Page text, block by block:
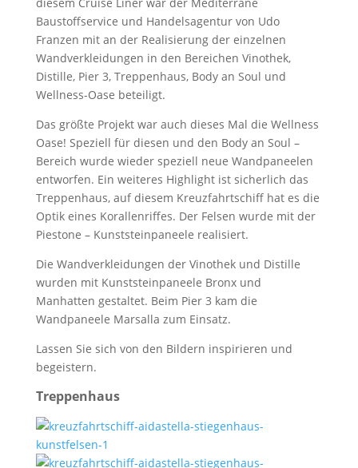
Baustoffservice und Handelsagentur von Udo
Franzen mit an der Realisierung der einzelnen
Wandverkleidungen in den Bereichen Vinothek,
Distille, Pier 3, Treppenhaus, Body an Soul und
Wellness-Oase beteiligt.
Das größte Projekt war auch dieses Mal die Wellness
Oase! Speziell für diesen und den Body an Soul –
Bereich wurde wieder speziell neue Wandpaneelen
entworfen. Ein weiteres Highlight ist sicherlich das
Treppenhaus, auf diesem Kreuzfahrtschiff hat es die
Optik eines Korallenriffes. Der Felsen wurde mit der
Piestone – Kunststeinpaneele realisiert.
Die Wandverkleidungen der Vinothek und Distille
wurden mit Kunststeinpaneele Bronx und
Manhatten gestaltet. Beim Pier 3 kam die
Wandpaneele Marsalla zum Einsatz.
Lassen Sie sich von den Bildern inspirieren und
begeistern.
Treppenhaus